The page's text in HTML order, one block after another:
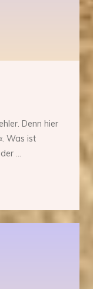
Denn hier
Was ist
…